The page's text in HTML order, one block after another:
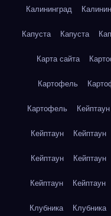
Калининград
Капуста Капуста
Карта сайта
Картофель
Картофель Кейптаун
Кейптаун Кейптаун
Кейптаун Кейптаун
Кейптаун Кейптаун
Клубника Клубника